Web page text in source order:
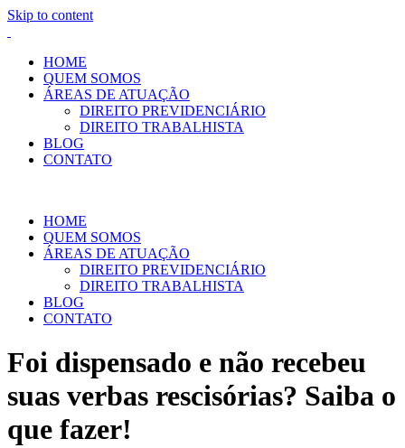
Skip to content
HOME
QUEM SOMOS
ÁREAS DE ATUAÇÃO
DIREITO PREVIDENCIÁRIO
DIREITO TRABALHISTA
BLOG
CONTATO
HOME
QUEM SOMOS
ÁREAS DE ATUAÇÃO
DIREITO PREVIDENCIÁRIO
DIREITO TRABALHISTA
BLOG
CONTATO
Foi dispensado e não recebeu
suas verbas rescisórias? Saiba o
que fazer!